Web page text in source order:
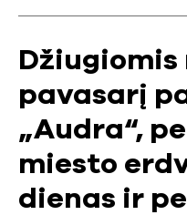
pavasarį
„Audra“,
miesto
dienas ir